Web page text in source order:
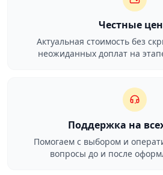
Честные
Актуальная стоимость без
неожиданных доплат на
Поддержка на
Помогаем с выбором и
вопросы до и после